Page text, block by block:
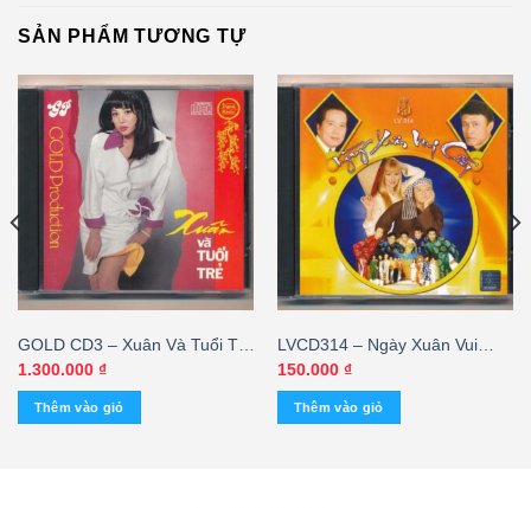
SẢN PHẨM TƯƠNG TỰ
GOLD CD3 – Xuân Và Tuổi Trẻ
(JVC) KGTUS
1.300.000 ₫
Thêm vào giỏ
LVCD314 – Ngày Xuân Vui
Cưới
150.000 ₫
Thêm vào giỏ